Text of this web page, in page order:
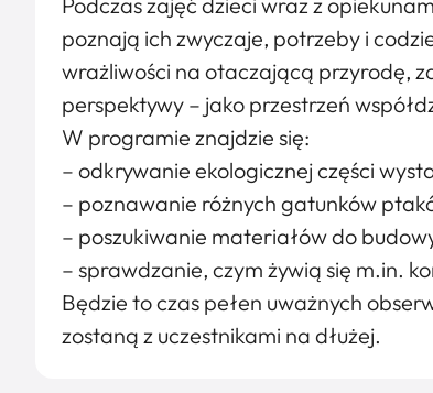
poznają ich zwyczaje, potrzeby i
wrażliwości na otaczającą przyrodę,
perspektywy – jako przestrzeń
W programie znajdzie się:
– odkrywanie ekologicznej części
– poznawanie różnych gatunków
– poszukiwanie materiałów do
– sprawdzanie, czym żywią się m.in.
Będzie to czas pełen uważnych
zostaną z uczestnikami na dłużej.